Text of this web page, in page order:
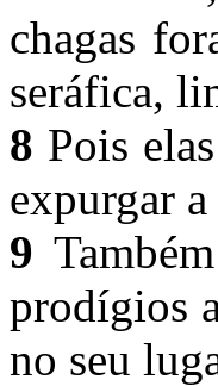
chagas
seráfica,
8 Pois
expurgar
9
prodígios
no seu